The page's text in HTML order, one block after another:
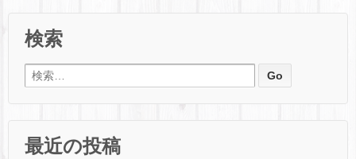
検索
検索:
最近の投稿